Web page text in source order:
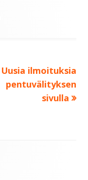
Seuraava:
Uusia ilmoituksia
pentuvälityksen
sivulla